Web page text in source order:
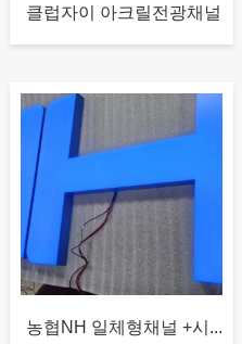
클럽자이 아크릴전광채널
농협NH 일체형채널 +시...